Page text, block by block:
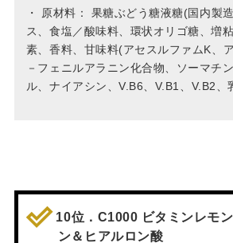
・
原材料： 果糖ぶどう糖液糖(国内製
ス、食塩／酸味料、環状オリゴ糖、増
素、香料、甘味料(アセスルファムK、
－フェニルアラニン化合物、ソーマチ
ル、ナイアシン、V.B6、V.B1、V.B2、
10位．C1000 ビタミンレモ
ン＆ヒアルロン酸